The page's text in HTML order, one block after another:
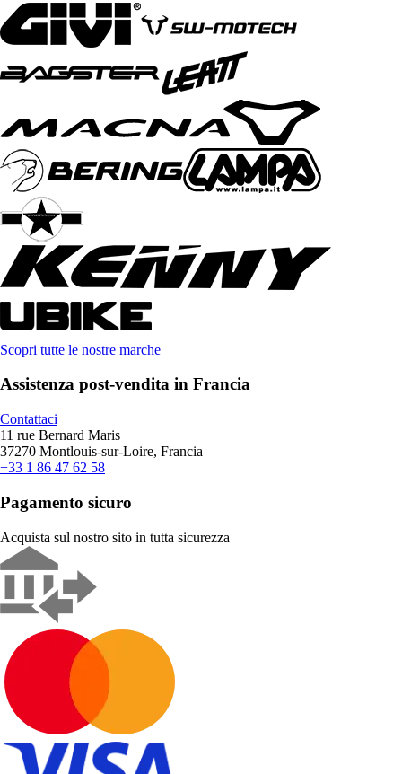
Scopri tutte le nostre marche
Assistenza post-vendita in Francia
Contattaci
11 rue Bernard Maris
37270 Montlouis-sur-Loire, Francia
+33 1 86 47 62 58
Pagamento sicuro
Acquista sul nostro sito in tutta sicurezza